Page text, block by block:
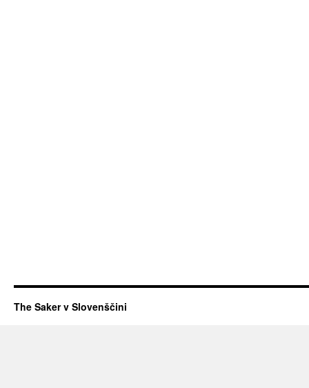
The Saker v Slovenščini